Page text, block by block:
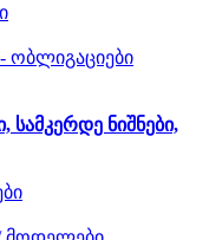
- ობლიგაციები
ნიშნები,